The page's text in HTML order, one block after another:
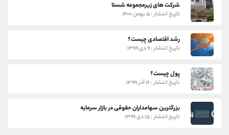
شرکت های زیرمجموعه شستا
تاریخ انتشار : ۵ بهمن ۱۴۰۰
رشد اقتصادی چیست؟
تاریخ انتشار : ۹ دی ۱۳۹۹
پول چیست؟
تاریخ انتشار : ۱۶ آذر ۱۳۹۹
بزرگترین سهامداران حقوقی در بازار سرمایه
تاریخ انتشار : ۱۵ دی ۱۳۹۹